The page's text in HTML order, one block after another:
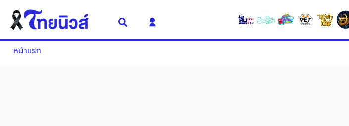
หน้าแรก